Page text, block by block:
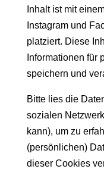
Inhalt ist mit
Instagram und
platziert. Diese
Informationen für
speichern und
Bitte lies die
sozialen
kann), um zu
(persönlichen)
dieser Cookies